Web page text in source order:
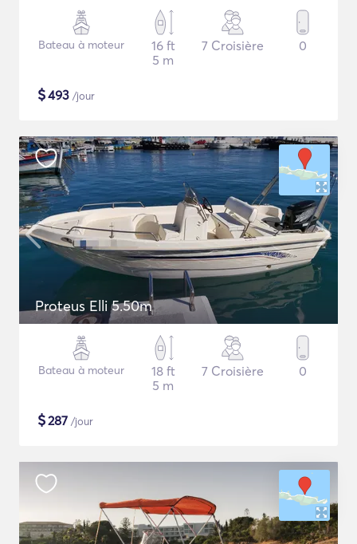
Bateau à moteur
16 ft
5 m
7 Croisière 0
$493 /jour
Proteus Elli 5.50m
Bateau à moteur
18 ft
5 m
7 Croisière 0
$287 /jour